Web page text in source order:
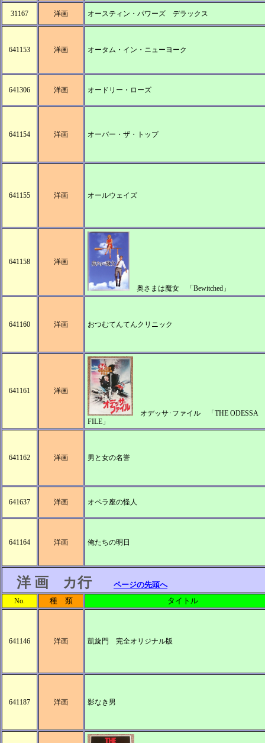
31167 洋画 オースティン・パワーズ デラックス
641153 洋画 オータム・イン・ニューヨーク
641306 洋画 オードリー・ローズ
641154 洋画 オーバー・ザ・トップ
641155 洋画 オールウェイズ
641158 洋画
奥さまは魔女 「Bewitched」
641160 洋画 おつむてんてんクリニック
641161 洋画
オデッサ･ファイル 「THE ODESSA
FILE」
641162 洋画 男と女の名誉
641637 洋画 オペラ座の怪人
641164 洋画 俺たちの明日
洋 画 カ行 ページの先頭へ
No. 種 類 タイトル
641146 洋画 凱旋門 完全オリジナル版
641187 洋画 影なき男